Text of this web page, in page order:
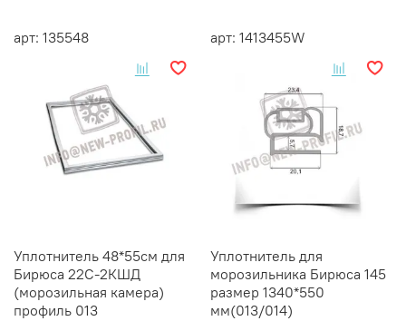
арт: 135548
Уплотнитель 48*55см для
Бирюса 22С-2КШД
(морозильная камера)
профиль 013
арт: 1413455W
Уплотнитель для
морозильника Бирюса 145
размер 1340*550
мм(013/014)